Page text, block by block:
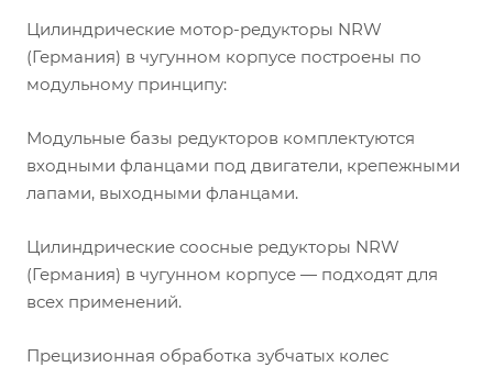
Цилиндрические мотор-редукторы NRW
(Германия) в чугунном корпусе построены по
модульному принципу:
Модульные базы редукторов комплектуются
входными фланцами под двигатели, крепежными
лапами, выходными фланцами.
Цилиндрические соосные редукторы NRW
(Германия) в чугунном корпусе — подходят для
всех применений.
Прецизионная обработка зубчатых колес